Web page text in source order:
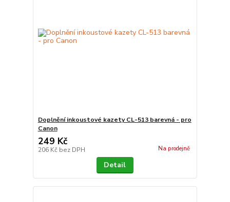
Doplnění inkoustové kazety CL-513 barevná - pro
Canon
249 Kč
206 Kč bez DPH Na prodejně
Detail